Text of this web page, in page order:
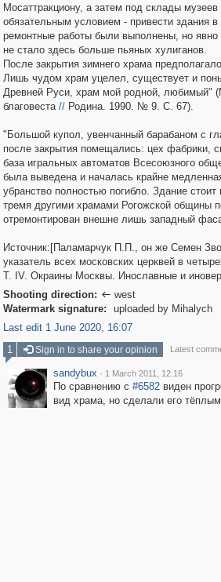
Мосаттракциону, а затем под склады
обязательным условием - привести здания
ремонтные работы были выполнены, но
не стало здесь больше пьяных хулиганов.
После закрытия зимнего храма
Лишь чудом храм уцелел, существует и
Древней Руси, храм мой родной, любимый"
благовеста //Родина. 1990. № 9. С. 67).
"Большой купол, увенчанный барабаном с
после закрытия помещались: цех фабрики,
база игральных автоматов Всесоюзного
была выведена и началась крайне
убранство полностью погибло. Здание
тремя другими храмами Рогожской общины
отремонтирован внешне лишь западный
Источник:[Паламарчук П.П., он же Семен
указатель всех московских церквей в
Т. IV. Окраины Москвы. Инославные и
Shooting direction:  west
Watermark signature:
uploaded by Mihalych
Last edit 1 June 2020, 16:07
1
Sign in to share your opinion Latest
sandybux · 1 March 2011, 12:16
По сравнению с #6582виден
вид храма, но сделали его